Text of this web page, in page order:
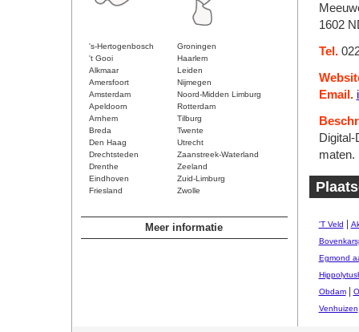
's-Hertogenbosch
Groningen
't Gooi
Haarlem
Alkmaar
Leiden
Amersfoort
Nijmegen
Amsterdam
Noord-Midden Limburg
Apeldoorn
Rotterdam
Arnhem
Tilburg
Breda
Twente
Den Haag
Utrecht
Drechtsteden
Zaanstreek-Waterland
Drenthe
Zeeland
Eindhoven
Zuid-Limburg
Friesland
Zwolle
Meer informatie
1602
Tel.
Email.
maten.
'T Veld
Egmond
Obdam|
Venhuizen